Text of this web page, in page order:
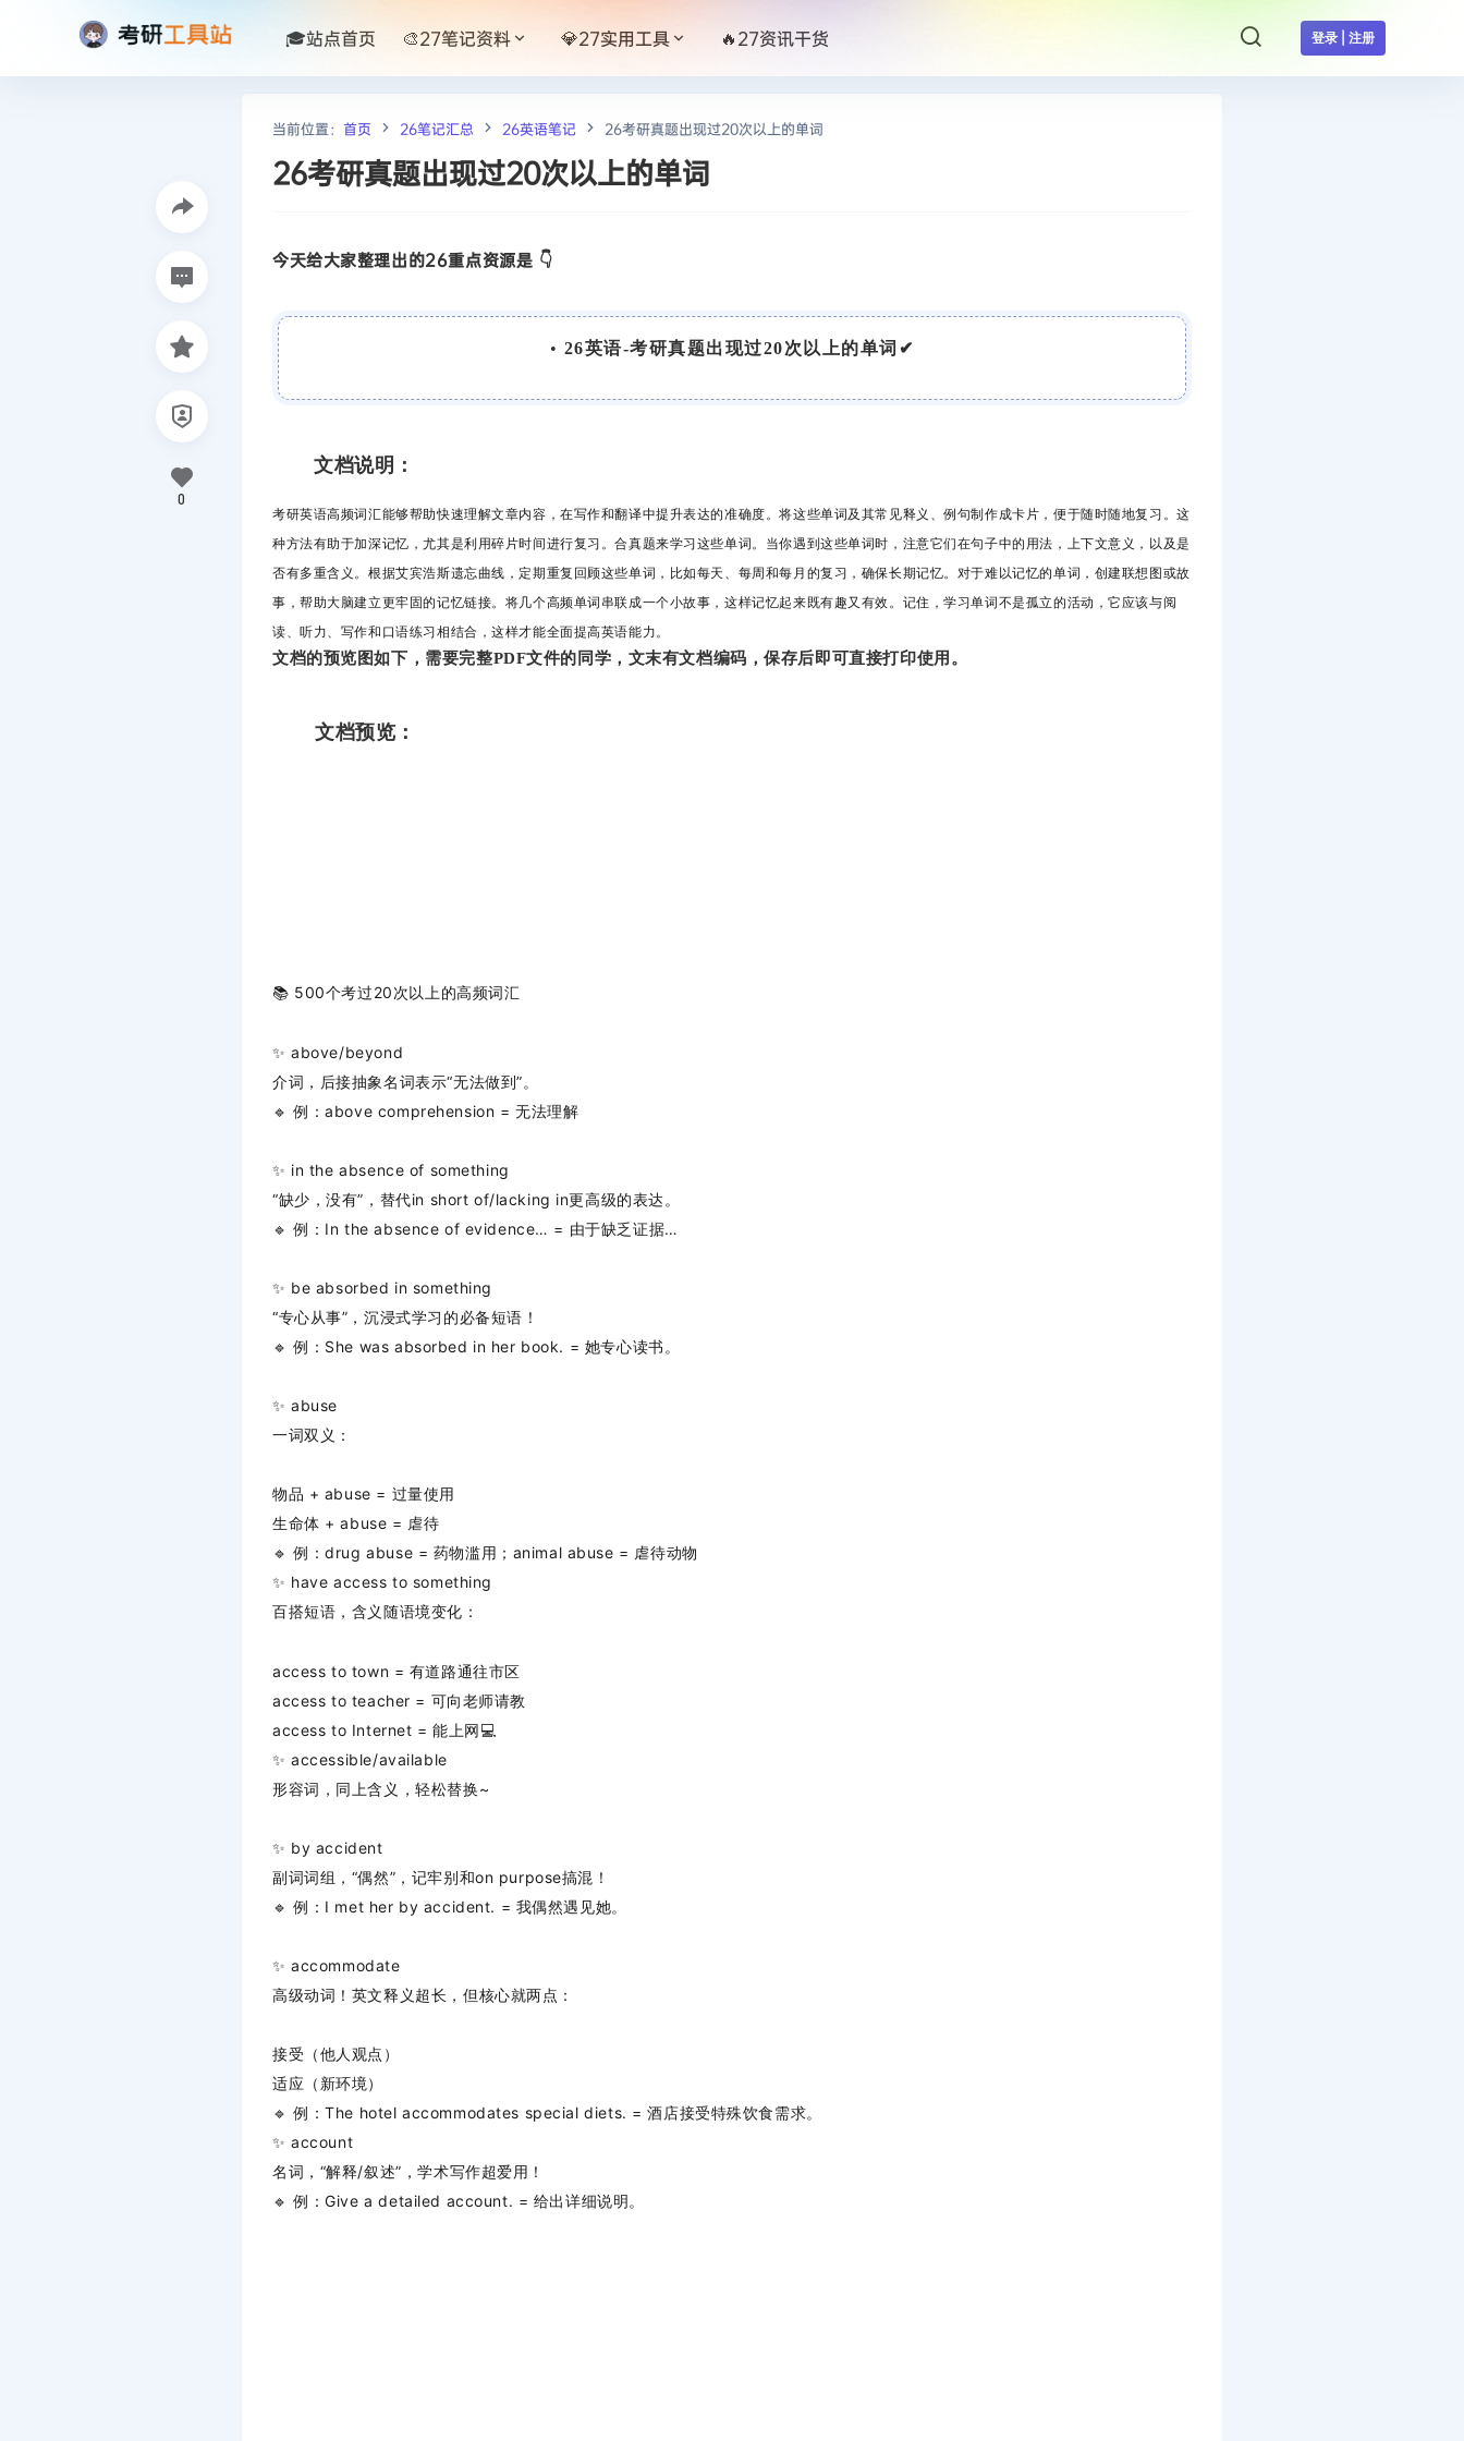
登录 | 注册
🎓站点首页 🎨27笔记资料 💎27实用工具 🔥27资讯干货
当前位置： 首页 26笔记汇总 26英语笔记 26考研真题出现过20次以上的单词
26考研真题出现过20次以上的单词
今天给大家整理出的26重点资源是 👇
• 26英语-考研真题出现过20次以上的单词✔
文档说明：
考研英语高频词汇能够帮助快速理解文章内容，在写作和翻译中提升表达的准确度。将这些单词及其常见释义、例句制作成卡片，便于随时随地复习。这
种方法有助于加深记忆，尤其是利用碎片时间进行复习。合真题来学习这些单词。当你遇到这些单词时，注意它们在句子中的用法，上下文意义，以及是
否有多重含义。根据艾宾浩斯遗忘曲线，定期重复回顾这些单词，比如每天、每周和每月的复习，确保长期记忆。对于难以记忆的单词，创建联想图或故
事，帮助大脑建立更牢固的记忆链接。将几个高频单词串联成一个小故事，这样记忆起来既有趣又有效。记住，学习单词不是孤立的活动，它应该与阅
读、听力、写作和口语练习相结合，这样才能全面提高英语能力。
文档的预览图如下，需要完整PDF文件的同学，文末有文档编码，保存后即可直接打印使用。
文档预览：
📚 500个考过20次以上的高频词汇
✨above/beyond
介词，后接抽象名词表示“无法做到”。
🔹例：above comprehension = 无法理解
✨ in the absence of something
“缺少，没有”，替代in short of/lacking in更高级的表达。
🔹例：In the absence of evidence… = 由于缺乏证据…
✨ be absorbed in something
“专心从事”，沉浸式学习的必备短语！
🔹例：She was absorbed in her book. = 她专心读书。
✨abuse
一词双义：
物品 + abuse = 过量使用
生命体 + abuse = 虐待
🔹例：drug abuse = 药物滥用；animal abuse = 虐待动物
✨ have access to something
百搭短语，含义随语境变化：
access to town = 有道路通往市区
access to teacher = 可向老师请教
access to Internet = 能上网💻
✨accessible/available
形容词，同上含义，轻松替换~
✨ by accident
副词词组，“偶然”，记牢别和on purpose搞混！
🔹例：I met her by accident. = 我偶然遇见她。
✨accommodate
高级动词！英文释义超长，但核心就两点：
接受（他人观点）
适应（新环境）
🔹例：The hotel accommodates special diets. = 酒店接受特殊饮食需求。
✨account
名词，“解释/叙述”，学术写作超爱用！
🔹例：Give a detailed account. = 给出详细说明。
0